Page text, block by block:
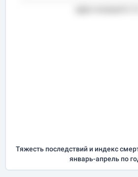
Тяжесть последствий и индекс
январь-апрель по